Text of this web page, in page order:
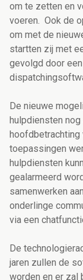
om te zetten en
voeren. Ook de
om met de
startten zij met
gevolgd door
De nieuwe
hulpdiensten
toepassingen
hulpdiensten
gealarmeerd
samenwerken
onderlinge
via een
De
jaren zullen de
worden en er zal